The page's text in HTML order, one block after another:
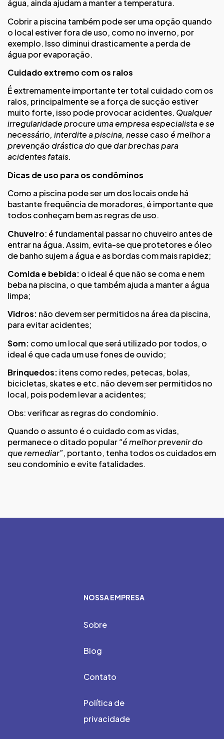
água, ainda ajudam a manter a temperatura.
Cobrir a piscina também pode ser uma opção quando
o local estiver fora de uso, como no inverno, por
exemplo. Isso diminui drasticamente a perda de
água por evaporação.
Cuidado extremo com os ralos
É extremamente importante ter total cuidado com os
ralos, principalmente se a força de sucção estiver
muito forte, isso pode provocar acidentes. Qualquer
irregularidade procure uma empresa especialista e se
necessário, interdite a piscina, nesse caso é melhor a
prevenção drástica do que dar brechas para
acidentes fatais.
Dicas de uso para os condôminos
Como a piscina pode ser um dos locais onde há
bastante frequência de moradores, é importante que
todos conheçam bem as regras de uso.
Chuveiro: é fundamental passar no chuveiro antes de
entrar na água. Assim, evita-se que protetores e óleo
de banho sujem a água e as bordas com mais rapidez;
Comida e bebida: o ideal é que não se coma e nem
beba na piscina, o que também ajuda a manter a água
limpa;
Vidros: não devem ser permitidos na área da piscina,
para evitar acidentes;
Som: como um local que será utilizado por todos, o
ideal é que cada um use fones de ouvido;
Brinquedos: itens como redes, petecas, bolas,
bicicletas, skates e etc. não devem ser permitidos no
local, pois podem levar a acidentes;
Obs: verificar as regras do condomínio.
Quando o assunto é o cuidado com as vidas,
permanece o ditado popular“é melhor prevenir do
que remediar”, portanto, tenha todos os cuidados em
seu condomínio e evite fatalidades.
NOSSA EMPRESA
Sobre
Blog
Contato
Política de
privacidade